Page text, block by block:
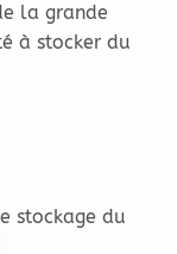
la grande
à stocker du
stockage du